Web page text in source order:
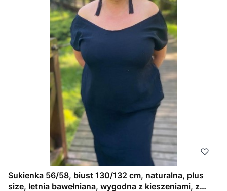
Sukienka 56/58, biust 130/132 cm, naturalna, plus
size, letnia bawełniana, wygodna z kieszeniami, z